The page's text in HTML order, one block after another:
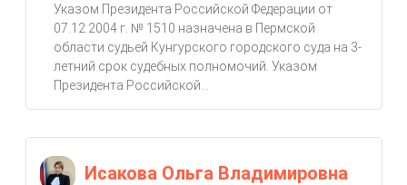
Указом Президента Российской Федерации от
07.12.2004 г. № 1510 назначена в Пермской
области судьей Кунгурского городского суда на 3-
летний срок судебных полномочий. Указом
Президента Российской...
Исакова Ольга Владимировна